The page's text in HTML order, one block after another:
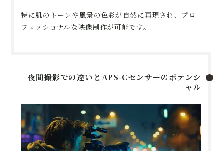
特に肌のトーンや風景の色彩が自然に再現され、プロ
フェッショナルな映像制作が可能です。
夜間撮影での違いとAPS-Cセンサーのポテンシ
ャル